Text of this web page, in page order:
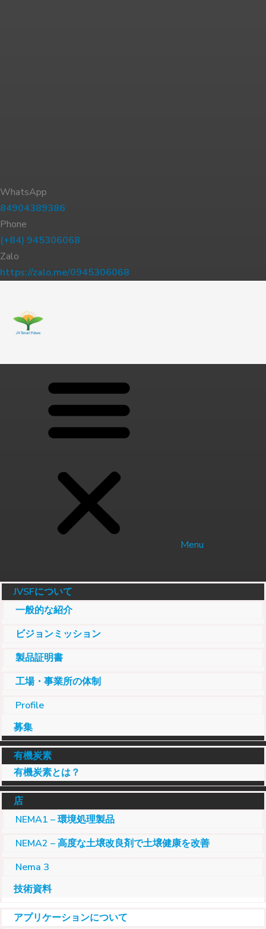
WhatsApp
84904389386
Phone
(+84) 945306068
Zalo
https://zalo.me/0945306068
Menu
JVSFについて
一般的な紹介
ビジョンミッション
製品証明書
工場・事業所の体制
Profile
募集
有機炭素
有機炭素とは？
店
NEMA1 – 環境処理製品
NEMA2 – 高度な土壌改良剤で土壌健康を改善
Nema 3
技術資料
アプリケーションについて